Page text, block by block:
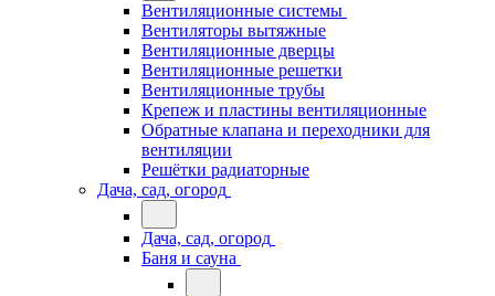
Вентиляционные системы
Вентиляторы вытяжные
Вентиляционные дверцы
Вентиляционные решетки
Вентиляционные трубы
Крепеж и пластины вентиляционные
Обратные клапана и переходники для
вентиляции
Решётки радиаторные
Дача, сад, огород
Дача, сад, огород
Баня и сауна